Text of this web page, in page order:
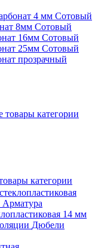
4 мм Сотовый
8мм Сотовый
16мм Сотовый
25мм Сотовый
прозрачный
товары категории
категории
Арматура
14 мм
Дюбели